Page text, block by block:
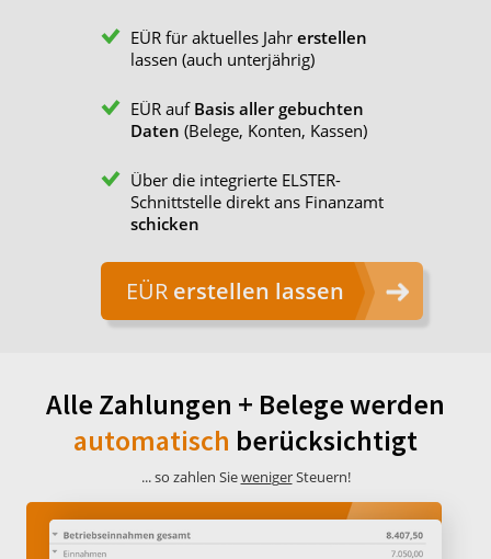
EÜR für aktuelles Jahr erstellen
lassen (auch unterjährig)
EÜR auf Basis aller gebuchten
Daten (Belege, Konten, Kassen)
Über die integrierte ELSTER-
Schnittstelle direkt ans Finanzamt
schicken
EÜR erstellen lassen
Alle Zahlungen + Belege werden
automatisch berücksichtigt
... so zahlen SiewenigerSteuern!